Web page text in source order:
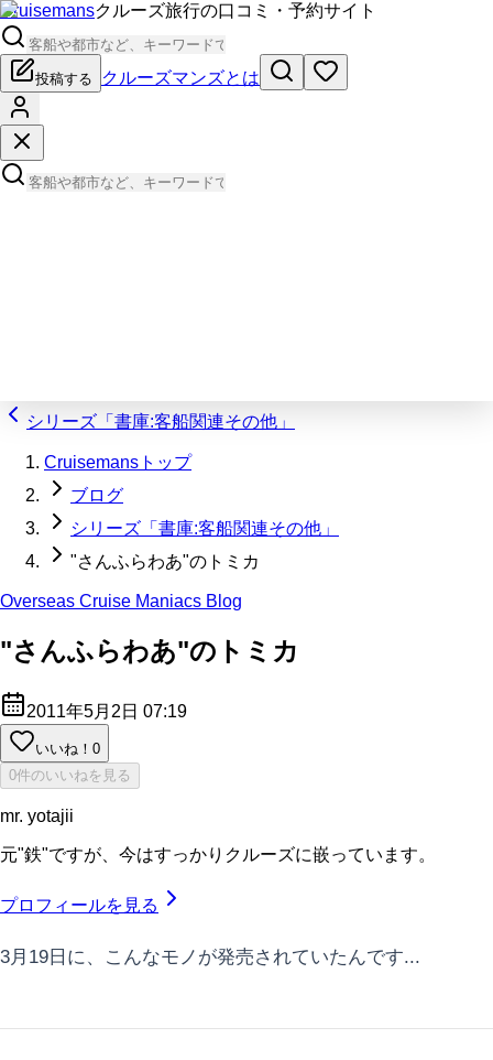
Cruisemansクルーズ旅行の口コミ・予約サイト
投稿する クルーズマンズとは
シリーズ「書庫:客船関連その他」
Cruisemansトップ
ブログ
シリーズ「書庫:客船関連その他」
"さんふらわあ"のトミカ
Overseas Cruise Maniacs Blog
"さんふらわあ"のトミカ
2011年5月2日 07:19
いいね！ 0
0件のいいねを見る
mr. yotajii
元"鉄"ですが、今はすっかりクルーズに嵌っています。
プロフィールを見る
3月19日に、こんなモノが発売されていたんです...